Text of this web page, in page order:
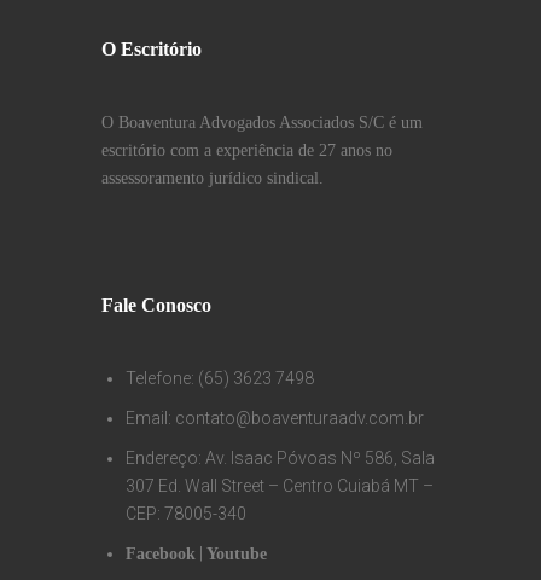
O Escritório
O Boaventura Advogados Associados S/C é um
escritório com a experiência de 27 anos no
assessoramento jurídico sindical.
Fale Conosco
Telefone: (65) 3623 7498
Email: contato@boaventuraadv.com.br
Endereço: Av. Isaac Póvoas Nº 586, Sala
307 Ed. Wall Street – Centro Cuiabá MT –
CEP: 78005-340
Facebook Youtube